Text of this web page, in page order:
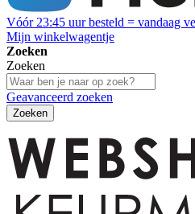
Vóór 23:45 uur besteld = vandaag
Mijn winkelwagentje
Zoeken
Zoeken
Geavanceerd zoeken
Zoeken